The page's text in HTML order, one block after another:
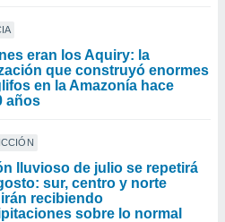
eran los Aquiry: la
que construyó enormes
en la Amazonía hace
años
lluvioso de julio se repetirá
sur, centro y norte
recibiendo
sobre lo normal